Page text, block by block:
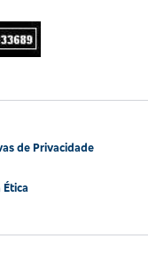
de Privacidade